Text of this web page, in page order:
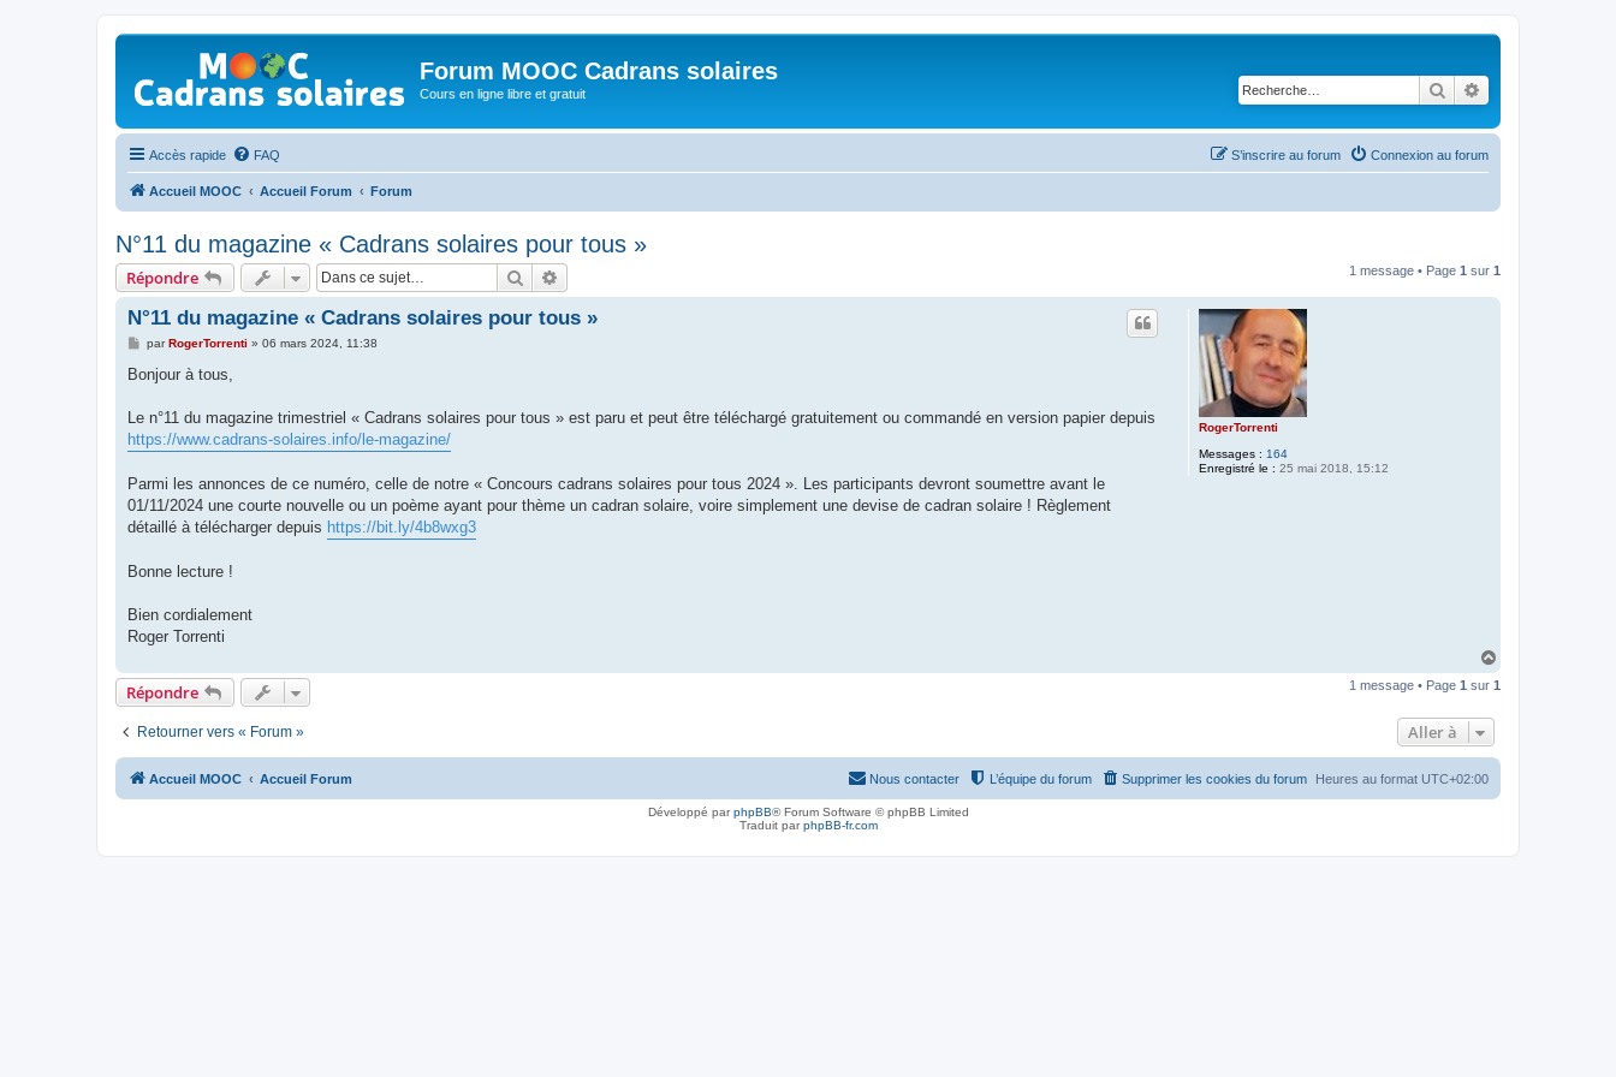
Forum MOOC Cadrans solaires
Cours en ligne libre et gratuit Rechercher
Accès rapide FAQ Connexion au forum
S’inscrire au forum
Accueil MOOC Accueil Forum Forum
N°11 du magazine « Cadrans solaires pour tous »
Répondre Rechercher 1 message • Page 1 sur 1
RogerTorrenti
Messages : 164
Enregistré le : 25 mai 2018, 15:12
N°11 du magazine « Cadrans solaires pour tous »
M
s
g
parRogerTorrenti » 06 mars 2024, 11:38
Bonjour à tous,
Le n°11 du magazine trimestriel « Cadrans solaires pour tous » est paru et peut être téléchargé gratuitement ou commandé en version papier depuis
https://www.cadrans-solaires.info/le-magazine/
Parmi les annonces de ce numéro, celle de notre « Concours cadrans solaires pour tous 2024 ». Les participants devront soumettre avant le
01/11/2024 une courte nouvelle ou un poème ayant pour thème un cadran solaire, voire simplement une devise de cadran solaire ! Règlement
détaillé à télécharger depuis https://bit.ly/4b8wxg3
Bonne lecture !
Bien cordialement
Roger Torrenti
u
Répondre 1 message • Page 1 sur 1
Retourner vers « Forum » Aller à
Accueil MOOC Accueil Forum Heures au format UTC+02:00
Supprimer les cookies du forum
L’équipe du forum
Nous contacter
Développé parphpBB® Forum Software © phpBB Limited
Traduit parphpBB-fr.com